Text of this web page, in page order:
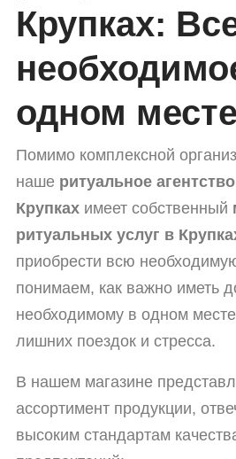
Крупках:
одном месте
Помимо комплексной
наше ритуальное
Крупках имеет собственный
ритуальных услуг в
приобрести всю
понимаем, как важно иметь
необходимому в одном
лишних поездок и стресса.
В нашем магазине
ассортимент продукции,
высоким стандартам